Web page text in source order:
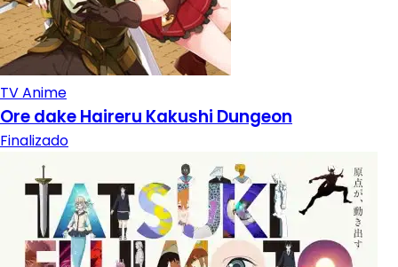
TV Anime
Ore dake Haireru Kakushi Dungeon
Finalizado